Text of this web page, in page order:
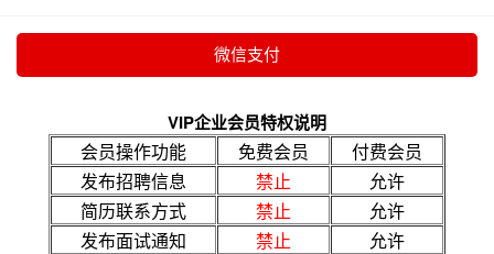
VIP企业会员特权说明
会员操作功能 免费会员
付费会员
发布招聘信息
禁止
允许
简历联系方式
禁止
允许
发布面试通知
禁止 允许